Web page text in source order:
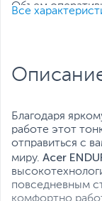
Объем
Диагональ
Все
Все
Благодаря
работе этот
отправиться с
миру. Acer
повседневным